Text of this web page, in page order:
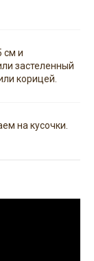
см и
застеленный
корицей.
на кусочки.